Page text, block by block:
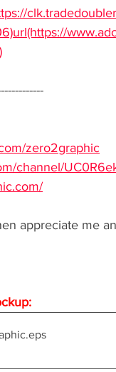
zero2graphic
channel/
appreciate me
.eps